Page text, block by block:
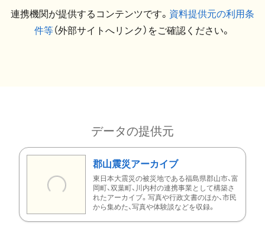
連携機関が提供するコンテンツです。 資料提供元の利用条
件等（外部サイトへリンク）をご確認ください。
データの提供元
郡山震災アーカイブ
東日本大震災の被災地である福島県郡山市、富
岡町、双葉町、川内村の連携事業として構築さ
れたアーカイブ。写真や行政文書のほか、市民
から集めた、写真や体験談などを収録。